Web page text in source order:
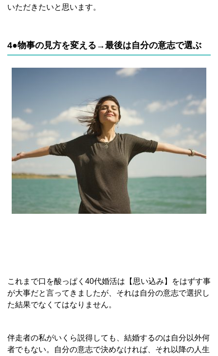
いただきたいと思います。
4●物事の見方を変える→最後は自分の意志で選ぶ
これまで口を酸っぱく40代婚活は【思い込み】をはずす事
が大事だと言ってきましたが、それは自分の意志で選択し
た結果でなくてはなりません。
伴走者の私がいくら説得しても、結婚するのは自分以外何
者でもない。自分の意志で決めなければ、それ以降の人生